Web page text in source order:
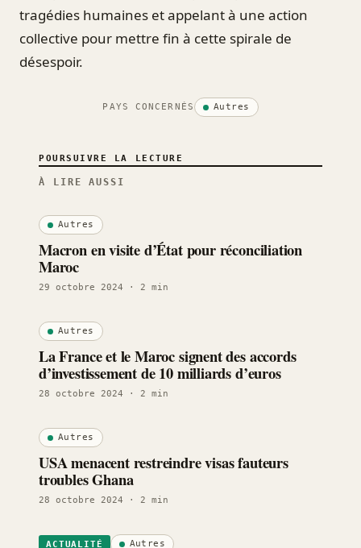
tragédies humaines et appelant à une action
collective pour mettre fin à cette spirale de
désespoir.
PAYS CONCERNÉS Autres
POURSUIVRE LA LECTURE
À LIRE AUSSI
Autres
Macron en visite d’État pour réconciliation
Maroc
29 octobre 2024 · 2 min
Autres
La France et le Maroc signent des accords
d’investissement de 10 milliards d’euros
28 octobre 2024 · 2 min
Autres
USA menacent restreindre visas fauteurs
troubles Ghana
28 octobre 2024 · 2 min
ACTUALITÉ Autres